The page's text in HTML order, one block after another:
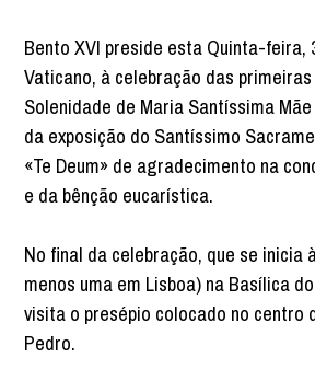
Bento XVI preside esta Quinta-feira,
Vaticano, à celebração das
Solenidade de Maria Santíssima
da exposição do Santíssimo
«Te Deum» de agradecimento na
e da bênção eucarística.
No final da celebração, que se inicia
menos uma em Lisboa) na Basílica
visita o presépio colocado no centro
Pedro.